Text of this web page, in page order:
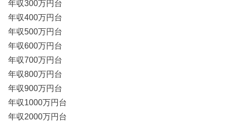
年収300万円台
年収400万円台
年収500万円台
年収600万円台
年収700万円台
年収800万円台
年収900万円台
年収1000万円台
年収2000万円台